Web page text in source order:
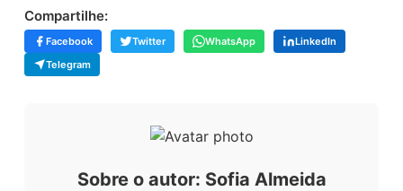
Compartilhe:
Facebook Twitter WhatsApp
LinkedIn
Telegram
Sobre o autor: Sofia Almeida